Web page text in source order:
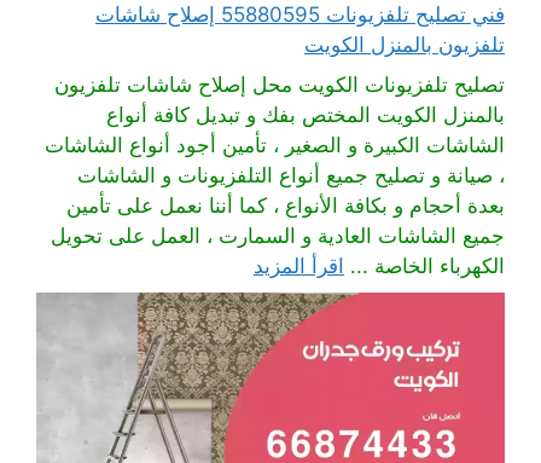
فني تصليح تلفزيونات 55880595 إصلاح شاشات
تلفزيون بالمنزل الكويت
تصليح تلفزيونات الكويت محل إصلاح شاشات تلفزيون
بالمنزل الكويت المختص بفك و تبديل كافة أنواع
الشاشات الكبيرة و الصغير ، تأمين أجود أنواع الشاشات
، صيانة و تصليح جميع أنواع التلفزيونات و الشاشات
بعدة أحجام و بكافة الأنواع ، كما أننا نعمل على تأمين
جميع الشاشات العادية و السمارت ، العمل على تحويل
الكهرباء الخاصة ... اقرأ المزيد